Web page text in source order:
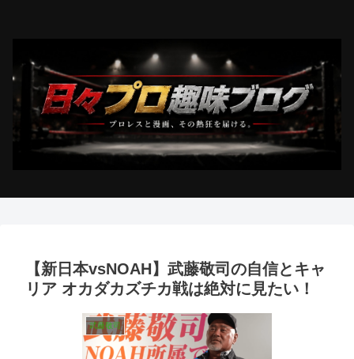
【新日本vsNOAH】武藤敬司の自信とキャ
リア オカダカズチカ戦は絶対に見たい！
武藤敬司